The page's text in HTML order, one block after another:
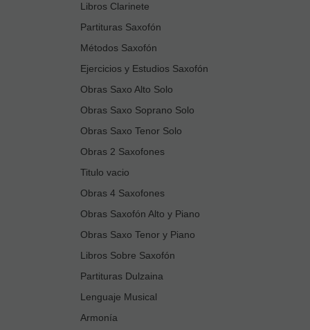
Libros Clarinete
Partituras Saxofón
Métodos Saxofón
Ejercicios y Estudios Saxofón
Obras Saxo Alto Solo
Obras Saxo Soprano Solo
Obras Saxo Tenor Solo
Obras 2 Saxofones
Titulo vacio
Obras 4 Saxofones
Obras Saxofón Alto y Piano
Obras Saxo Tenor y Piano
Libros Sobre Saxofón
Partituras Dulzaina
Lenguaje Musical
Armonía